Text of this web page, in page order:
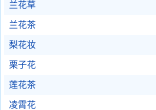
兰花草
兰花茶
梨花妆
栗子花
莲花茶
凌霄花